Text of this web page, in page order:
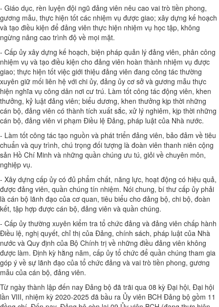
- Giáo dục, rèn luyện đội ngũ đảng viên nêu cao vai trò tiền phong,
gương mẫu, thực hiện tốt các nhiệm vụ được giao; xây dựng kế hoạch
và tạo điều kiện để đảng viên thực hiện nhiệm vụ học tập, không
ngừng nâng cao trình độ về mọi mặt.
- Cấp ủy xây dựng kế hoạch, biện pháp quản lý đảng viên, phân công
nhiệm vụ và tạo điều kiện cho đảng viên hoàn thành nhiệm vụ được
giao; thực hiện tốt việc giới thiệu đảng viên đang công tác thường
xuyên giữ mối liên hệ với chi ủy, đảng ủy cơ sở và gương mẫu thực
hiện nghĩa vụ công dân nơi cư trú. Làm tốt công tác động viên, khen
thưởng, kỷ luật đảng viên; biểu dương, khen thưởng kịp thời những
cán bộ, đảng viên có thành tích xuất sắc, xử lý nghiêm, kịp thời những
cán bộ, đảng viên vi phạm Điều lệ Đảng, pháp luật của Nhà nước.
- Làm tốt công tác tạo nguồn và phát triển đảng viên, bảo đảm về tiêu
chuẩn và quy trình, chú trọng đối tượng là đoàn viên thanh niên cộng
sản Hồ Chí Minh và những quần chúng ưu tú, giỏi về chuyên môn,
nghiệp vụ.
- Xây dựng cấp ủy có đủ phẩm chất, năng lực, hoạt động có hiệu quả,
được đảng viên, quần chúng tín nhiệm. Nói chung, bí thư cấp ủy phải
là cán bộ lãnh đạo của cơ quan, tiêu biểu cho đảng bộ, chi bộ, đoàn
kết, tập hợp được cán bộ, đảng viên và quần chúng.
- Cấp ủy thường xuyên kiểm tra tổ chức đảng và đảng viên chấp hành
Điều lệ, nghị quyết, chỉ thị của Đảng, chính sách, pháp luật của Nhà
nước và Quy định của Bộ Chính trị về những điều đảng viên không
được làm. Định kỳ hằng năm, cấp ủy tổ chức để quần chúng tham gia
góp ý về sự lãnh đạo của tổ chức đảng và vai trò tiền phong, gương
mẫu của cán bộ, đảng viên.
Từ ngày thành lập đến nay Đảng bộ đã trãi qua 08 kỳ Đại hội, Đại hội
lần VIII, nhiệm kỳ 2020-2025 đã bầu ra Ủy viên BCH Đảng bộ gồm 11